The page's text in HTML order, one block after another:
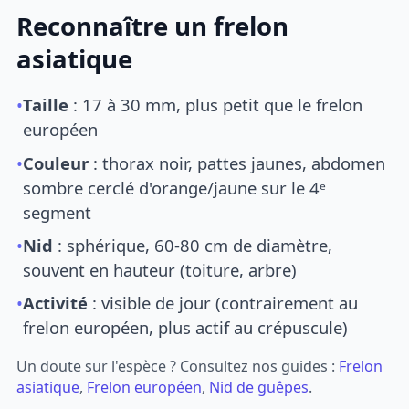
Reconnaître un frelon
asiatique
•Taille : 17 à 30 mm, plus petit que le frelon
européen
•Couleur : thorax noir, pattes jaunes, abdomen
sombre cerclé d'orange/jaune sur le 4ᵉ
segment
•Nid : sphérique, 60-80 cm de diamètre,
souvent en hauteur (toiture, arbre)
•Activité : visible de jour (contrairement au
frelon européen, plus actif au crépuscule)
Un doute sur l'espèce ? Consultez nos guides : Frelon
asiatique, Frelon européen, Nid de guêpes.